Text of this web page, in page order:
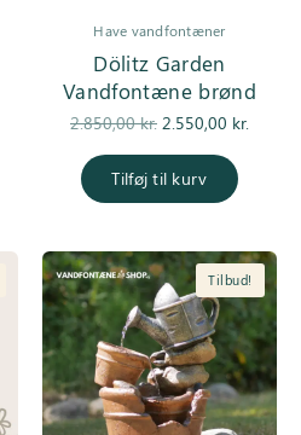
aktuelle pris
Have vandfontæner
Dölitz Garden
Vandfontæne brønd
2.850,00kr.
Den
pris var:
2.850,00 kr..
2.550,00 kr.
Tilføj til kurv
Tilbud!